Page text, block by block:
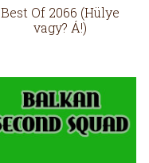
Best Of 2066 (Hülye
vagy? Á!)